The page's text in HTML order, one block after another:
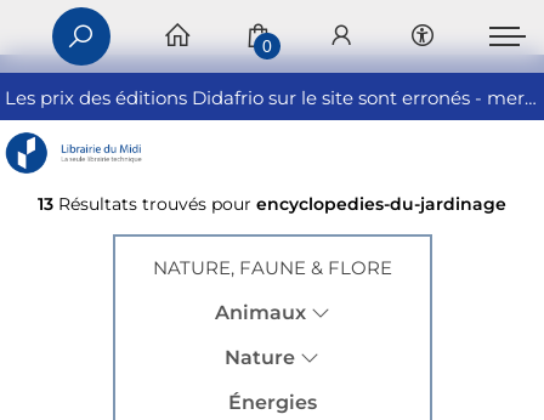
Les prix des éditions Didafrio sur le site sont erronés - merci de nous contacter
0
13 Résultats trouvés pour encyclopedies-du-jardinage
NATURE, FAUNE & FLORE
Animaux
Nature
Énergies